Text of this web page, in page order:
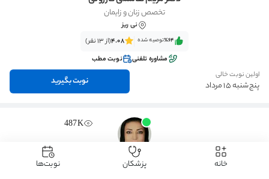
تخصص زنان و زایمان
نی ریز
٪64‌‌‌توصیه شده 4.08(از 13 نفر)
مشاوره تلفنی
نوبت مطب
اولین نوبت خالی
پنج‌شنبه 15 مرداد نوبت بگیرید
487K
دکتر شیوا خدارحمی
دکترای تخصصی (Ph.D) بهداشت باروری
خانه پزشکان نوبت‌ها